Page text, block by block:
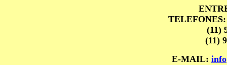
(11)
(11)
E-MAIL: